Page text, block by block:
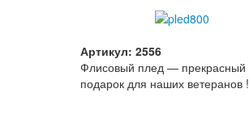
Артикул: 2556
Флисовый плед — прекрасный
подарок для наших ветеранов !